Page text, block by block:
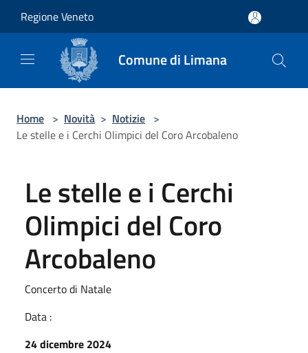
Regione Veneto
Comune di Limana
Home > Novità > Notizie >
Le stelle e i Cerchi Olimpici del Coro Arcobaleno
Le stelle e i Cerchi
Olimpici del Coro
Arcobaleno
Concerto di Natale
Data :
24 dicembre 2024